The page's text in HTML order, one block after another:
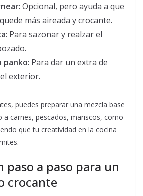
: Opcional, pero ayuda a que
más aireada y crocante.
: Para sazonar y realzar el
panko: Para dar un extra de
exterior.
puedes preparar una mezcla base
a carnes, pescados, mariscos, como
que tu creatividad en la cocina
paso a paso para un
crocante